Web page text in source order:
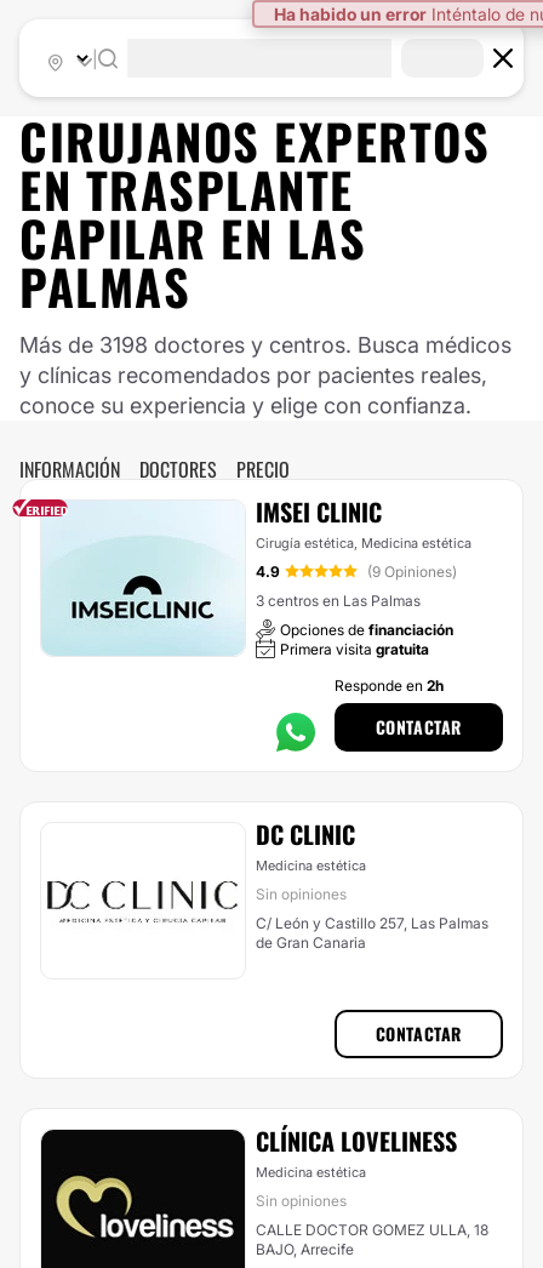
Ha habido un error Inténtalo de
CIRUJANOS EXPERTOS
EN TRASPLANTE
CAPILAR EN LAS
PALMAS
Más de 3198 doctores y centros. Busca médicos
y clínicas recomendados por pacientes reales,
conoce su experiencia y elige con confianza.
INFORMACIÓN DOCTORES PRECIO
IMSEI CLINIC
Cirugía estética, Medicina estética
4.9
(9 Opiniones)
3 centros en Las Palmas
Opciones de financiación
Primera visita gratuita
Responde en 2h
CONTACTAR
DC CLINIC
Medicina estética
Sin opiniones
C/ León y Castillo 257, Las Palmas
de Gran Canaria
CONTACTAR
CLÍNICA LOVELINESS
Medicina estética
Sin opiniones
CALLE DOCTOR GOMEZ ULLA, 18
BAJO, Arrecife